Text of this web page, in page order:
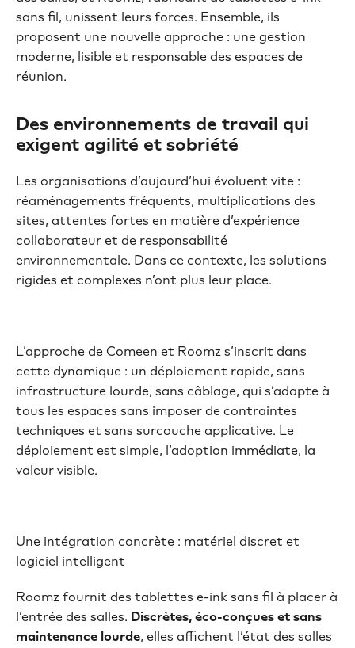
sans fil, unissent leurs forces. Ensemble, ils
proposent une nouvelle approche : une gestion
moderne, lisible et responsable des espaces de
réunion.
Des environnements de travail qui
exigent agilité et sobriété
Les organisations d’aujourd’hui évoluent vite :
réaménagements fréquents, multiplications des
sites, attentes fortes en matière d’expérience
collaborateur et de responsabilité
environnementale. Dans ce contexte, les solutions
rigides et complexes n’ont plus leur place.
L’approche de Comeen et Roomz s’inscrit dans
cette dynamique : un déploiement rapide, sans
infrastructure lourde, sans câblage, qui s’adapte à
tous les espaces sans imposer de contraintes
techniques et sans surcouche applicative. Le
déploiement est simple, l’adoption immédiate, la
valeur visible.
Une intégration concrète : matériel discret et
logiciel intelligent
Roomz fournit des tablettes e-ink sans fil à placer à
l’entrée des salles. Discrètes, éco-conçues et sans
maintenance lourde, elles affichent l’état des salles